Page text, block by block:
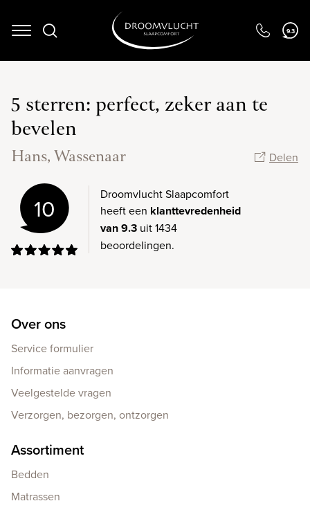
Navigation 9.3
5 sterren: perfect, zeker aan te
bevelen
Hans, Wassenaar Delen
10
Droomvlucht Slaapcomfort
heeft een klanttevredenheid
van 9.3 uit 1434
beoordelingen.
Over ons
Service formulier
Informatie aanvragen
Veelgestelde vragen
Verzorgen, bezorgen, ontzorgen
Assortiment
Bedden
Matrassen